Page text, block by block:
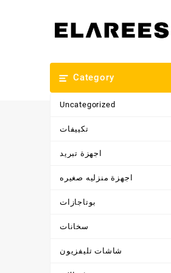
Category
Uncategorized
تكييفات
اجهزة تبريد
اجهزة منزليه صغيره
بوتاجازات
سخانات
شاشات تليفزيون